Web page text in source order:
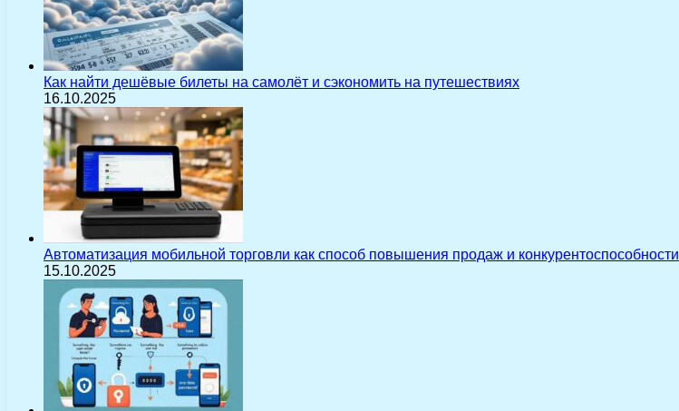
Как найти дешёвые билеты на самолёт и сэкономить на путешествиях
16.10.2025
Автоматизация мобильной торговли как способ повышения продаж и конкурентоспособности
15.10.2025